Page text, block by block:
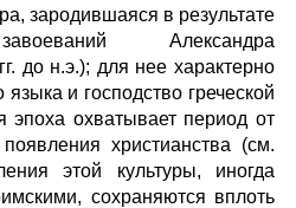
зародившаяся в результате
Александра
до н.э.); для нее характерно
языка и господство греческой
эпоха охватывает период от
христианства (см.
этой культуры, иногда
сохраняются вплоть